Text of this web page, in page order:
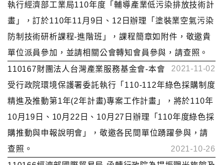
執行經濟部工業局110年度「輔導產業低污染排放技術計
畫」，訂於110年11月9日、12日辦理「塗裝業空氣污染
防制技術研析課程-進階班」，課程簡章如附件，敬邀貴
單位派員參加，並請相關公會轉知會員參與，請查照。
2021-11-02
110167財團法人台灣產業服務基金會-本會
受行政院環境保護署委託執行「110-112年綠色採購制度
精進及推動第1年(2年計畫)專案工作計畫」，將於110年
10月19日、10月22日、10月27日辦理「110年度綠色採
購推動與申報說明會」，敬邀各民間單位踴躍參與，請
查照。
2021-10-26